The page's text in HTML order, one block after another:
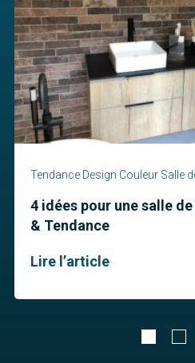
Tendance Design Couleur Salle
4 idées pour une salle
& Tendance
Lire l’article